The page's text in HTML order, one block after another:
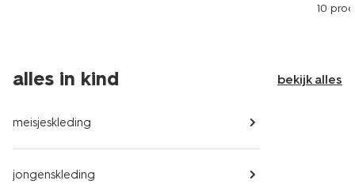
10
alles in kind bekijk alles
meisjeskleding
jongenskleding